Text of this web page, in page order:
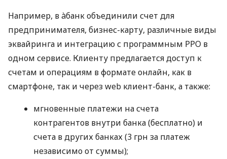
Например, в àбанк объединили счет для
предпринимателя, бизнес-карту, различные виды
эквайринга и интеграцию с программным РРО в
одном сервисе. Клиенту предлагается доступ к
счетам и операциям в формате онлайн, как в
смартфоне, так и через web клиент-банк, а также:
мгновенные платежи на счета
контрагентов внутри банка (бесплатно) и
счета в других банках (3 грн за платеж
независимо от суммы);